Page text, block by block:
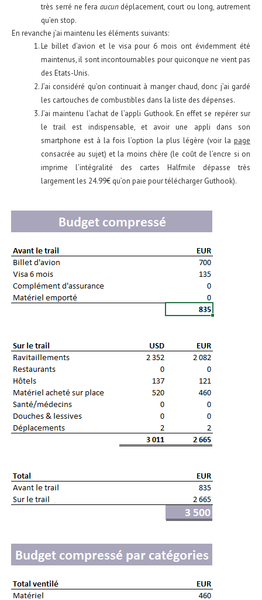
très serré ne fera aucundéplacement, court ou long, autrement
qu’en stop.
En revanche j’ai maintenu les éléments suivants:
Le billet d’avion et le visa pour 6 mois ont évidemment été
maintenus, il sont incontournables pour quiconque ne vient pas
des Etats-Unis.
J’ai considéré qu’on continuait à manger chaud, donc j’ai gardé
les cartouches de combustibles dans la liste des dépenses.
J’ai maintenu l’achat de l’appli Guthook. En effet se repérer sur
le trail est indispensable, et avoir une appli dans son
smartphone est à la fois l’option la plus légère (voir la page
consacrée au sujet) et la moins chère (le coût de l’encre si on
imprime l’intégralité des cartes Halfmile dépasse très
largement les 24.99€ qu’on paie pour télécharger Guthook).